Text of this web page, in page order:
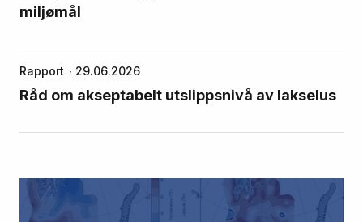
miljømål
Rapport 29.06.2026
Råd om akseptabelt utslippsnivå av lakselus